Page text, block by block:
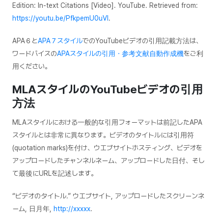
Edition: In-text Citations [Video]. YouTube. Retrieved from:
https://youtu.be/PfkpemU0uVI.
APA６とAPA７スタイルでのYouTubeビデオの引用記載方法は、
ワードバイスのAPAスタイルの引用・参考文献自動作成機をご利
用ください。
MLAスタイルのYouTubeビデオの引用
方法
MLAスタイルにおける一般的な引用フォーマットは前記したAPA
スタイルとは非常に異なります。ビデオのタイトルには引用符
(quotation marks)を付け、ウエブサイトホスティング、ビデオを
アップロードしたチャンネルネーム、アップロードした日付、そし
て最後にURLを記述します。
“ビデオのタイトル.” ウエブサイト, アップロードしたスクリーンネ
ーム, 日月年, http://xxxxx.